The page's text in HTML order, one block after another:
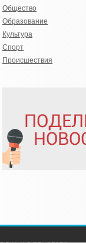
Общество
Образование
Культура
Спорт
Происшествия